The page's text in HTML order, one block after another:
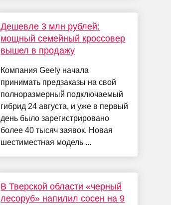
Дешевле 3 млн рублей:
мощный семейный кроссовер
вышел в продажу
Компания Geely начала
принимать предзаказы на свой
полноразмерный подключаемый
гибрид 24 августа, и уже в первый
день было зарегистрировано
более 40 тысяч заявок. Новая
шестиместная модель ...
В Тверской области «черный
лесоруб» напилил сосен на 9